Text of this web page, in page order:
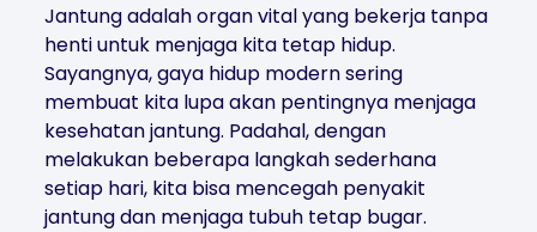
Jantung adalah organ vital yang bekerja tanpa
henti untuk menjaga kita tetap hidup.
Sayangnya, gaya hidup modern sering
membuat kita lupa akan pentingnya menjaga
kesehatan jantung. Padahal, dengan
melakukan beberapa langkah sederhana
setiap hari, kita bisa mencegah penyakit
jantung dan menjaga tubuh tetap bugar.